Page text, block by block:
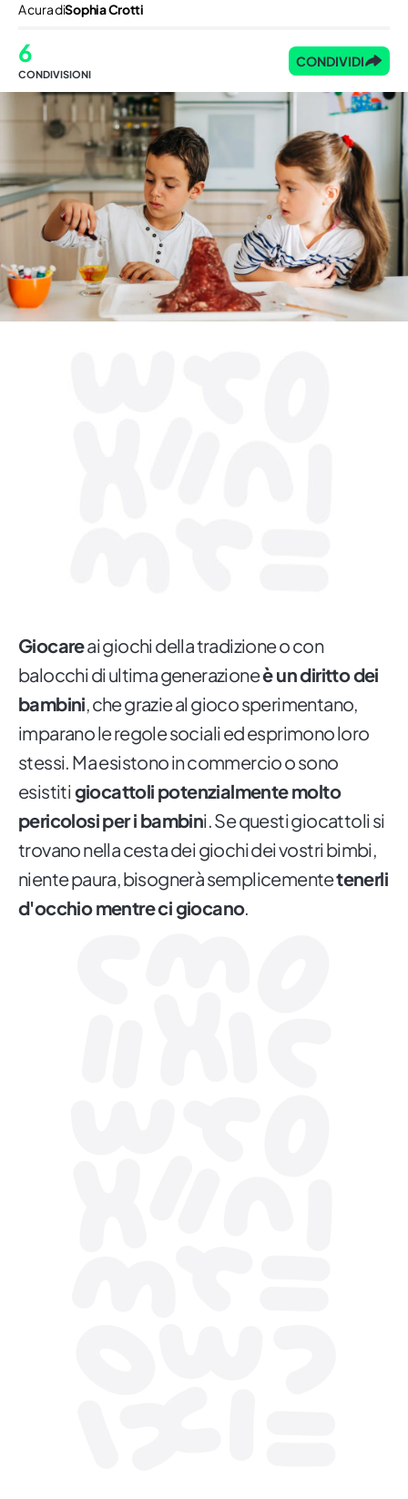
A cura diSophia Crotti
6
CONDIVISIONI
CONDIVIDI
Giocareai giochi della tradizione o con
balocchi di ultima generazioneè un diritto dei
bambini, che grazie al gioco sperimentano,
imparano le regole sociali ed esprimono loro
stessi. Ma esistono in commercio o sono
esistiti giocattoli potenzialmente molto
pericolosi per i bambini. Se questi giocattoli si
trovano nella cesta dei giochi dei vostri bimbi,
niente paura, bisognerà semplicementetenerli
d'occhio mentre ci giocano.